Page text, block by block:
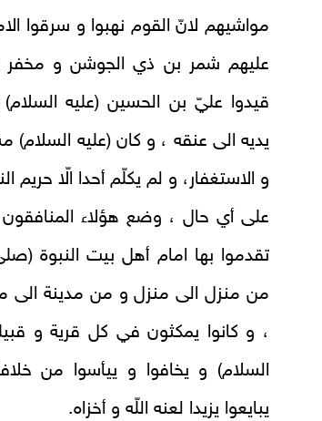
مواشيهم لانّ القوم نهبوا و سرقوا
عليهم شمر بن ذي الجوشن و مخفر
قيدوا عليّ بن الحسين (عليه
يديه الى عنقه ، و كان (عليه السلام)
و الاستغفار، و لم يكلّم أحدا الّا حريم
على أي حال ، وضع هؤلاء
تقدموا بها امام أهل بيت النبوة
من منزل الى منزل و من مدينة الى
، و كانوا يمكثون في كل قرية و
السلام) و يخافوا و ييأسوا من
يبايعوا يزيدا لعنه اللّه و أخزاه.